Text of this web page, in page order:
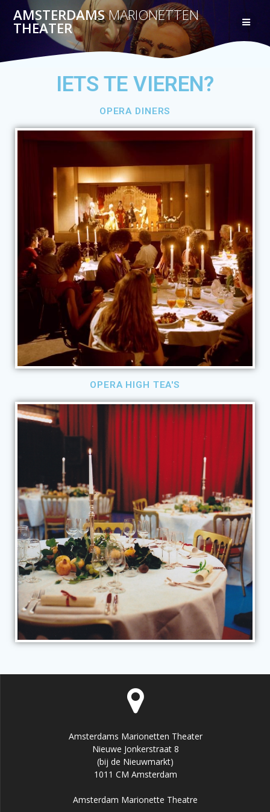
AMSTERDAMSMARIONETTEN
THEATER
IETS TE VIEREN?
OPERA DINERS
OPERA HIGH TEA'S
Amsterdams Marionetten Theater
Nieuwe Jonkerstraat 8
(bij de Nieuwmarkt)
1011 CM Amsterdam
Amsterdam Marionette Theatre